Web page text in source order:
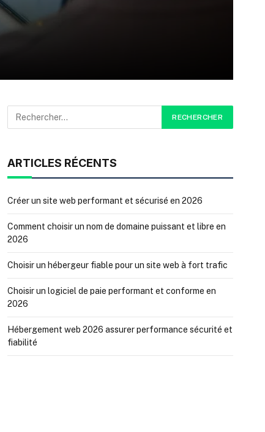
ARTICLES RÉCENTS
Créer un site web performant et sécurisé en 2026
Comment choisir un nom de domaine puissant et libre en
2026
Choisir un hébergeur fiable pour un site web à fort trafic
Choisir un logiciel de paie performant et conforme en
2026
Hébergement web 2026 assurer performance sécurité et
fiabilité